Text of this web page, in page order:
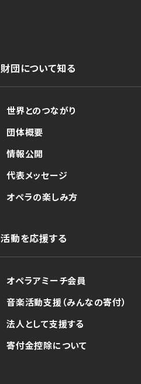
財団について知る
世界とのつながり
団体概要
情報公開
代表メッセージ
オペラの楽しみ方
活動を応援する
オペラアミーチ会員
音楽活動支援（みんなの寄付）
法人として支援する
寄付金控除について